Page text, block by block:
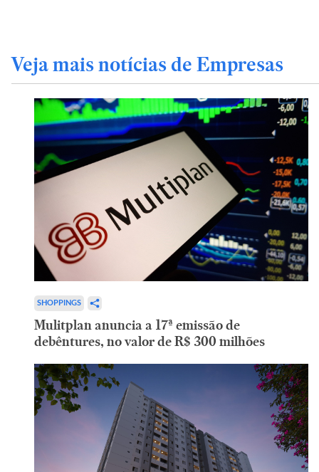
Veja mais notícias de Empresas
SHOPPINGS
Mulitplan anuncia a 17ª emissão de
debêntures, no valor de R$ 300 milhões